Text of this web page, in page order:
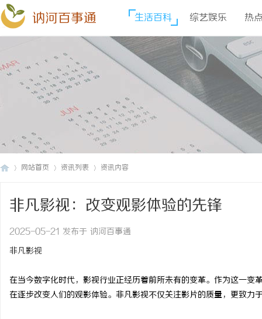
讷河百事通 生活百科 综艺娱乐 热
网站首页 资讯列表 资讯内容
非凡影视：改变观影体验的先锋
2025-05-21 发布于 讷河百事通
非凡影视
在当今数字化时代，影视行业正经历着前所未有的变革。作为这一
在逐步改变人们的观影体验。非凡影视不仅关注影片的质量，更致力